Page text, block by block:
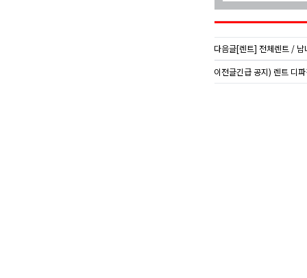
다음글[렌트] 전체렌트 /
이전글긴급 공지) 렌트 디